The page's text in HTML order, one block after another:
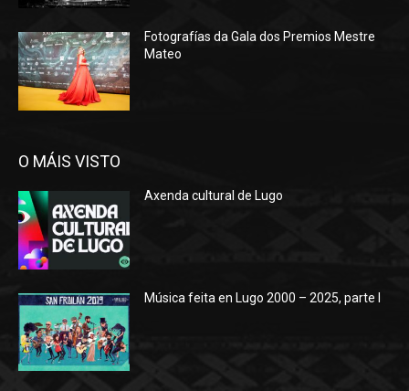
Fotografías da Gala dos Premios Mestre
Mateo
O MÁIS VISTO
Axenda cultural de Lugo
Música feita en Lugo 2000 – 2025, parte I